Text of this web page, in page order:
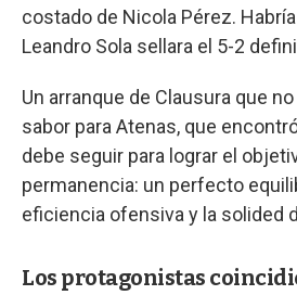
costado de Nicola Pérez.
Leandro Sola sellara el 5-2
Un arranque de Clausura que
sabor para Atenas, que
debe seguir para lograr el
permanencia: un perfecto
eficiencia ofensiva y la solided
Los protagonistas